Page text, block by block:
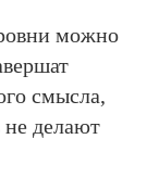
можно
смысла,
не делают